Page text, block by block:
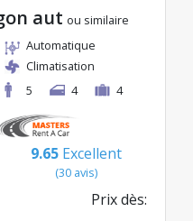
aut ou similaire
Automatique
Climatisation
5
4 4
9.65 Excellent
(30 avis)
Prix dès: